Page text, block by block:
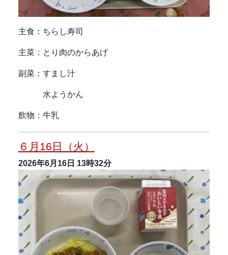
主食：ちらし寿司
主菜：とり肉のからあげ
副菜：すまし汁
水ようかん
飲物：牛乳
６月16日（火）
2026年6月16日 13時32分